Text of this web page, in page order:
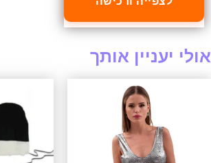
אולי יעניין אותך